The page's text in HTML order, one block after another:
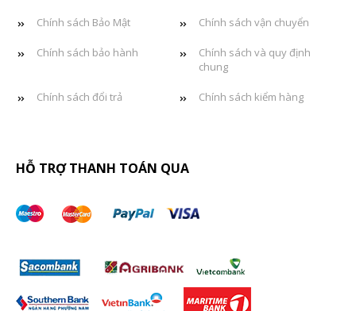
Chính sách Bảo Mật Chính sách vận chuyển
Chính sách bảo hành
Chính sách và quy định
chung
Chính sách đổi trả Chính sách kiểm hàng
HỖ TRỢ THANH TOÁN QUA